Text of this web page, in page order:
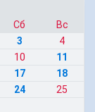
Сб
Вс
3
4
10
11
17
18
24
25